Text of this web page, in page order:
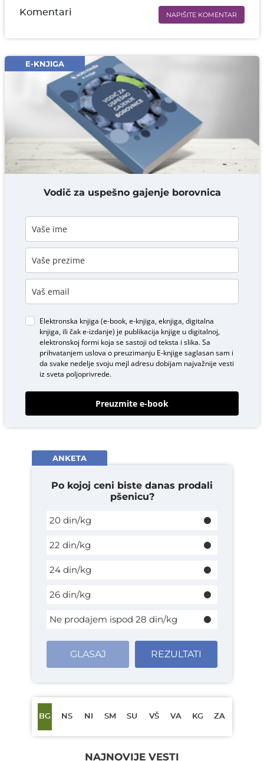
Komentari NAPIŠITE KOMENTAR
Email* obavezno
Komentar* obavezno
DODAJ KOMENTAR
E-KNJIGA
Vodič za uspešno gajenje borovnica
Elektronska knjiga (e-book, e-knjiga, eknjiga, digitalna
knjiga, ili čak e-izdanje) je publikacija knjige u digitalnoj,
elektronskoj formi koja se sastoji od teksta i slika. Sa
prihvatanjem uslova o preuzimanju E-knjigesaglasan sam i
da svake nedelje svoju mejl adresu dobijam najvažnije vesti
iz sveta poljoprivrede.
Preuzmite e-book
ANKETA
Po kojoj ceni biste danas prodali
pšenicu?
20 din/kg
22 din/kg
24 din/kg
26 din/kg
Ne prodajem ispod 28 din/kg
GLASAJ REZULTATI
BG NS NI SM SU VŠ VA KG ZA
NAJNOVIJE VESTI